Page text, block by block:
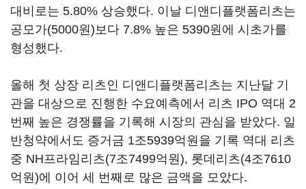
대비로는 5.80% 상승했다. 이날 디앤디플랫폼리츠는
공모가(5000원)보다 7.8% 높은 5390원에 시초가를
형성했다.
올해 첫 상장 리츠인 디앤디플랫폼리츠는 지난달 기
관을 대상으로 진행한 수요예측에서 리츠 IPO 역대 2
번째 높은 경쟁률을 기록해 시장의 관심을 받았다. 일
반청약에서도 증거금 1조5939억원을 기록 역대 리츠
중 NH프라임리츠(7조7499억원), 롯데리츠(4조7610
억원)에 이어 세 번째로 많은 금액을 모았다.